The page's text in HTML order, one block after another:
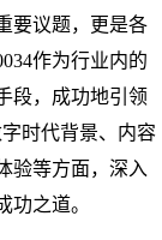
要议题，更是各
作为行业内的
段，成功地引领
时代背景、内容
验等方面，深入
功之道。